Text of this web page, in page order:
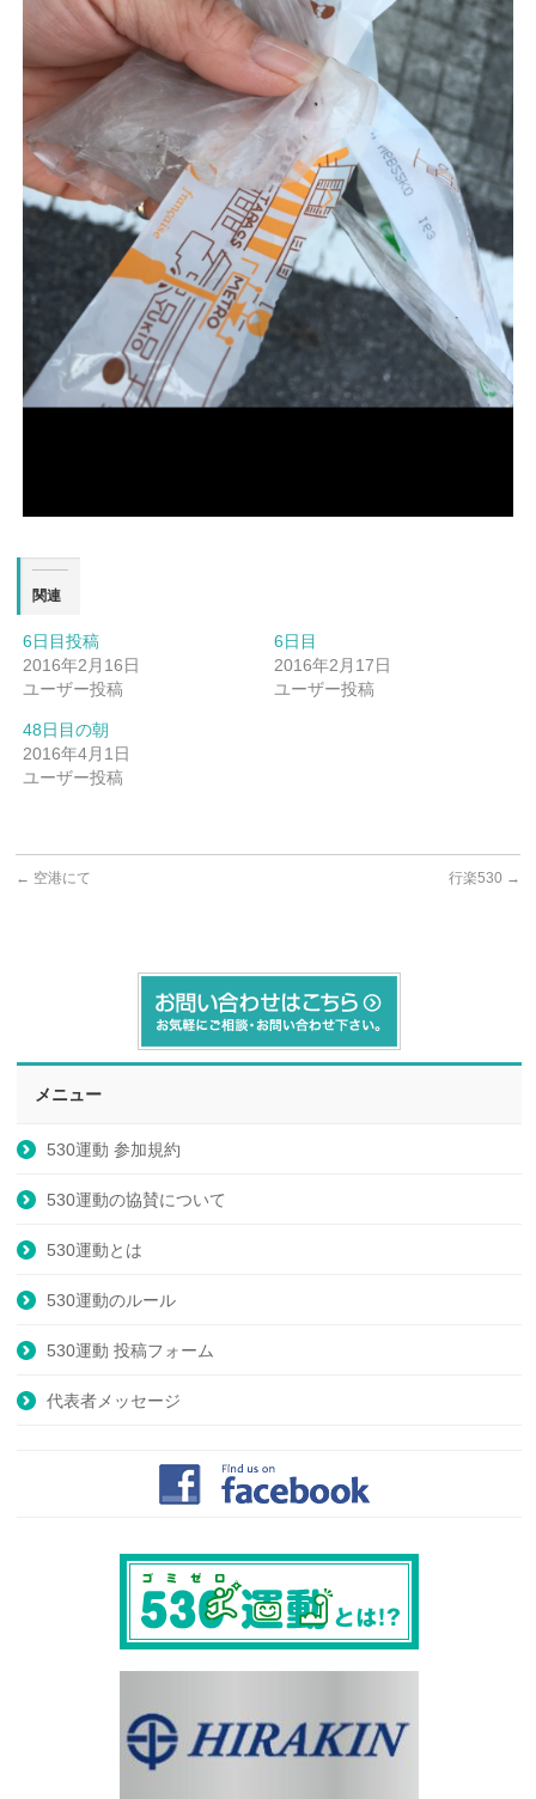
関連
6日目投稿
2016年2月16日
ユーザー投稿
6日目
2016年2月17日
ユーザー投稿
48日目の朝
2016年4月1日
ユーザー投稿
← 空港にて 行楽530 →
メニュー
530運動 参加規約
530運動の協賛について
530運動とは
530運動のルール
530運動 投稿フォーム
代表者メッセージ